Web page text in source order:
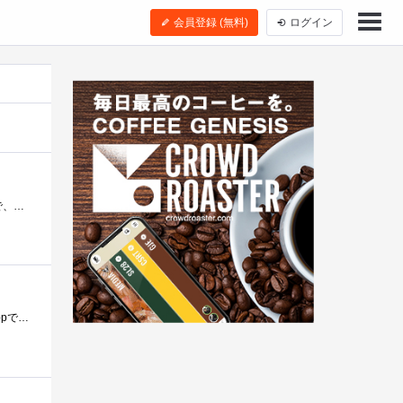
会員登録 (無料) ログイン
こういうのもアリなんですね～そういえば写真の加工はカメラについてるソフトでちょこちょこいじっただけしかないので、ちゃんとしたのを学�...
PaintShopPhotoProX3を使った写真加工のテクニックです。私はPaintShopPhotoProX3を持ってはいませんが、Photoshopでもほぼ同じ事はやると思われますので、参...